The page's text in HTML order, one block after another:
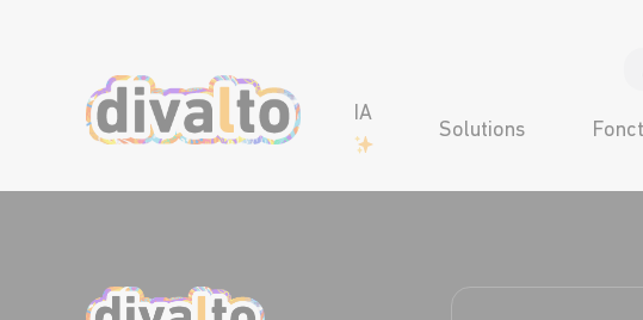
IA
Solutions